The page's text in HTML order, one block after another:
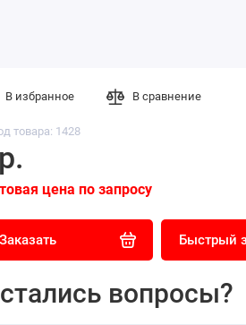
товара: 1428
цена по запросу
Заказать Быстрый
вопросы?
В избранное В сравнение